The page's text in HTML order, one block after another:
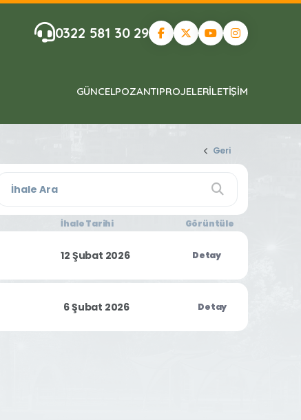
0322 581 30 29
GÜNCELPOZANTIPROJELERILETIŞIM
Geri
İhale Tarihi
12 Şubat 2026
Görüntüle
Detay
6 Şubat 2026 Detay